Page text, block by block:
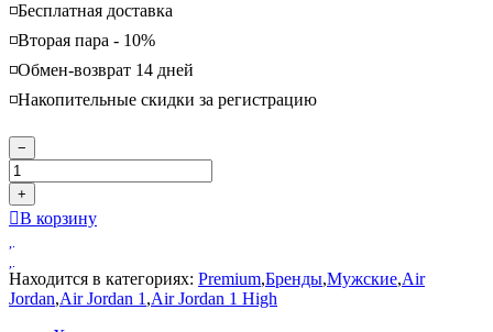
◽️Бесплатная доставка
◽️Вторая пара - 10%
◽️Обмен-возврат 14 дней
◽️Накопительные скидки за регистрацию
−
+
В корзину
Находится в категориях: Premium,Бренды,Мужские,Air
Jordan,Air Jordan 1,Air Jordan 1 High